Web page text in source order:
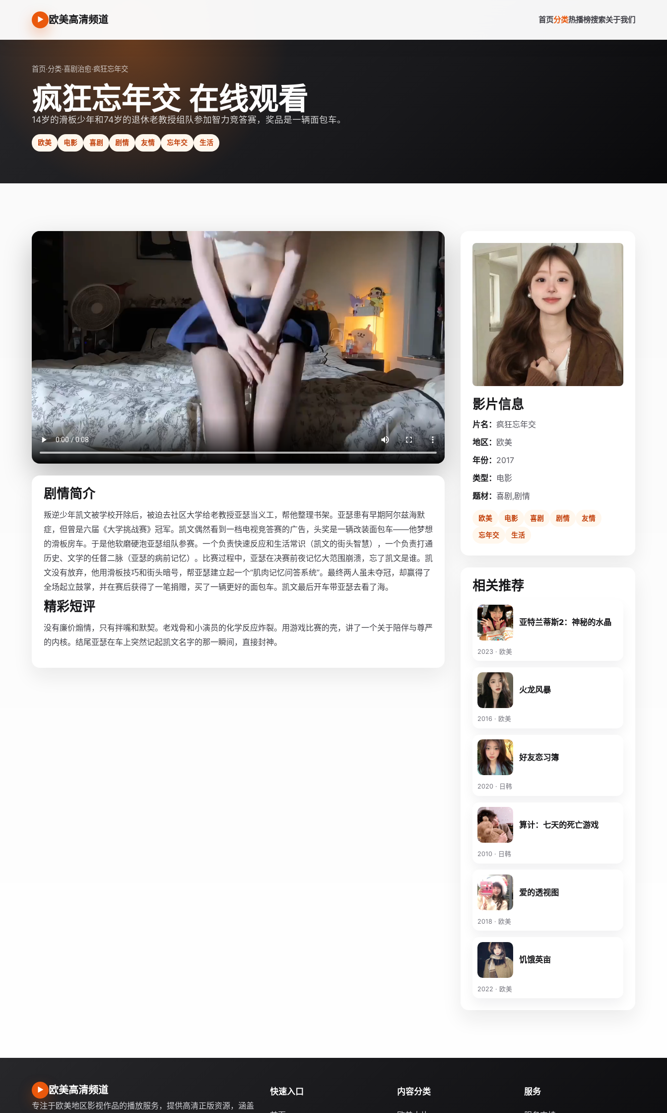
▶ 欧美高清频道 首页分类热播榜搜索关于我们
首页·分类·喜剧治愈·疯狂忘年交
疯狂忘年交 在线观看
14岁的滑板少年和74岁的退休老教授组队参加智力竞答赛，奖品是一辆面包车。
欧美 电影 喜剧 剧情 友情 忘年交 生活
剧情简介
叛逆少年凯文被学校开除后，被迫去社区大学给老教授亚瑟当义工，帮他整理书架。亚瑟患有早期阿尔兹海默
症，但曾是六届《大学挑战赛》冠军。凯文偶然看到一档电视竞答赛的广告，头奖是一辆改装面包车——他梦想
的滑板房车。于是他软磨硬泡亚瑟组队参赛。一个负责快速反应和生活常识（凯文的街头智慧），一个负责打通
历史、文学的任督二脉（亚瑟的病前记忆）。比赛过程中，亚瑟在决赛前夜记忆大范围崩溃，忘了凯文是谁。凯
文没有放弃，他用滑板技巧和街头暗号，帮亚瑟建立起一个“肌肉记忆问答系统”。最终两人虽未夺冠，却赢得了
全场起立鼓掌，并在赛后获得了一笔捐赠，买了一辆更好的面包车。凯文最后开车带亚瑟去看了海。
精彩短评
没有廉价煽情，只有拌嘴和默契。老戏骨和小演员的化学反应炸裂。用游戏比赛的壳，讲了一个关于陪伴与尊严
的内核。结尾亚瑟在车上突然记起凯文名字的那一瞬间，直接封神。
影片信息
片名： 疯狂忘年交
地区： 欧美
年份： 2017
类型： 电影
题材： 喜剧,剧情
欧美 电影 喜剧 剧情 友情
忘年交 生活
相关推荐
亚特兰蒂斯2：神秘的水晶
2023 · 欧美
火龙风暴
2016 · 欧美
好友恋习簿
2020 · 日韩
算计：七天的死亡游戏
2010 · 日韩
爱的透视图
2018 · 欧美
饥饿英亩
2022 · 欧美
▶ 欧美高清频道
专注于欧美地区影视作品的播放服务，提供高清正版资源，涵盖
快速入口 内容分类 服务